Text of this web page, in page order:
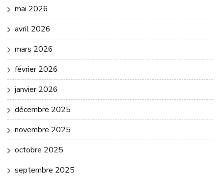
mai 2026
avril 2026
mars 2026
février 2026
janvier 2026
décembre 2025
novembre 2025
octobre 2025
septembre 2025